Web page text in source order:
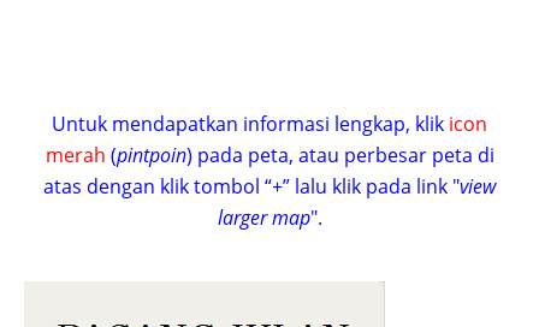
Untuk mendapatkan informasi lengkap, klik icon
merah (pintpoin) pada peta, atau perbesar peta di
atas dengan klik tombol “+” lalu klik pada link "view
larger map".